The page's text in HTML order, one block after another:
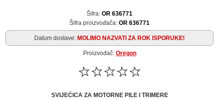
Šifra: OR 636771
Šifra proizvođača: OR 636771
Datum dostave: MOLIMO NAZVATI ZA ROK ISPORUKE!
Proizvođač: Oregon
SVIJEĆICA ZA MOTORNE PILE I TRIMERE